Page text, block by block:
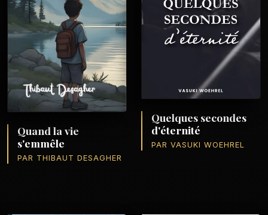
Quand la vie
s'emmêle
PAR THIBAUT DESAGHER
Quelques secondes
d'éternité
PAR VASUKI WOEHREL